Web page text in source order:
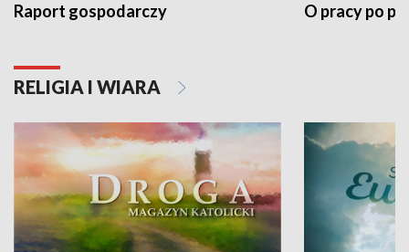
Raport gospodarczy O pracy po
RELIGIA I WIARA